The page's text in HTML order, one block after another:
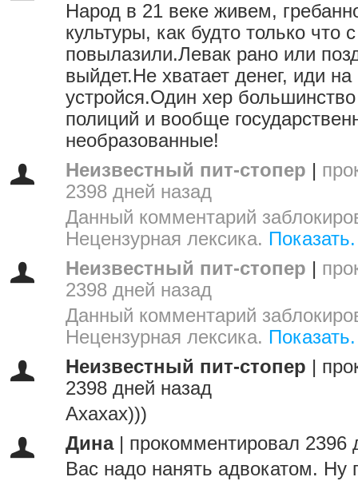
Народ в 21 веке живем,
культуры, как будто только что
повылазили.Левак рано или
выйдет.Не хватает денег, иди на
устройся.Один хер большинство
полиций и вообще
необразованные!
Неизвестный пит-стопер
2398 дней назад
Данный комментарий
Нецензурная лексика. Показать.
Неизвестный пит-стопер
2398 дней назад
Данный комментарий
Нецензурная лексика. Показать.
Неизвестный пит-стопер
2398 дней назад
Ахахах)))
Дина| прокомментировал 2396
Вас надо нанять адвокатом. Ну